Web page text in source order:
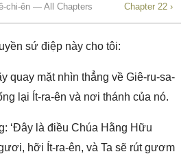
chi-ên — All Chapters Chapter 22 ›
sứ điệp này cho tôi:
quay mặt nhìn thẳng về Giê-ru-sa-
lại Ít-ra-ên và nơi thánh của nó.
‘Đây là điều Chúa Hằng Hữu
hỡi Ít-ra-ên, và Ta sẽ rút gươm